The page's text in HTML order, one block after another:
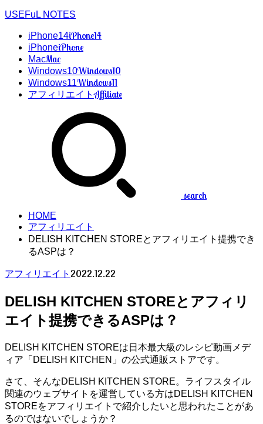
USEFuL NOTES
iPhone14iPhone14
iPhoneiPhone
MacMac
Windows10Windows10
Windows11Windows11
アフィリエイトAffiliate
search
HOME
アフィリエイト
DELISH KITCHEN STOREとアフィリエイト提携でき
るASPは？
アフィリエイト 2022.12.22
DELISH KITCHEN STOREとアフィリ
エイト提携できるASPは？
DELISH KITCHEN STOREは日本最大級のレシピ動画メデ
ィア「DELISH KITCHEN」の公式通販ストアです。
さて、そんなDELISH KITCHEN STORE。ライフスタイル
関連のウェブサイトを運営している方はDELISH KITCHEN
STOREをアフィリエイトで紹介したいと思われたことがあ
るのではないでしょうか？